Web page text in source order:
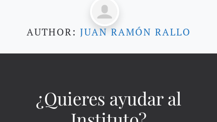
AUTHOR: JUAN RAMÓN RALLO
¿Quieres ayudar al